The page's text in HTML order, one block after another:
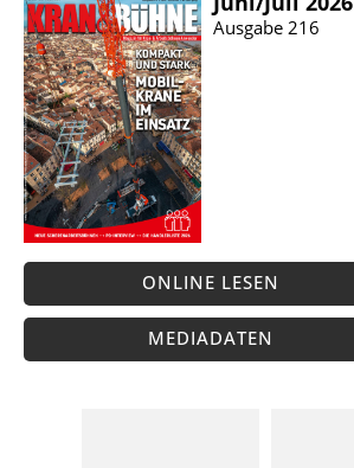
Ausgabe 216
ONLINE LESEN
MEDIADATEN